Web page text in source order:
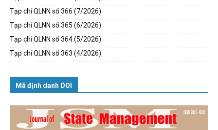
Tạp chí QLNN số 366 (7/2026)
Tạp chí QLNN số 365 (6/2026)
Tạp chí QLNN số 364 (5/2026)
Tạp chí QLNN số 363 (4/2026)
Mã định danh DOI